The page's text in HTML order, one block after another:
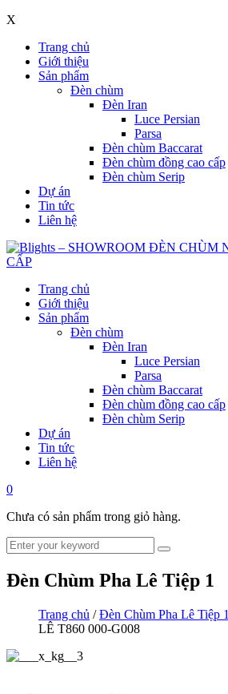
X
Trang chủ
Giới thiệu
Sản phẩm
Đèn chùm
Đèn Iran
Luce Persian
Parsa
Đèn chùm Baccarat
Đèn chùm đồng cao cấp
Đèn chùm Serip
Dự án
Tin tức
Liên hệ
Trang chủ
Giới thiệu
Sản phẩm
Đèn chùm
Đèn Iran
Luce Persian
Parsa
Đèn chùm Baccarat
Đèn chùm đồng cao cấp
Đèn chùm Serip
Dự án
Tin tức
Liên hệ
0
Chưa có sản phẩm trong giỏ hàng.
Đèn Chùm Pha Lê Tiệp 1
Trang chủ /Đèn Chùm Pha Lê Tiệp 1
LÊ T860 000-G008